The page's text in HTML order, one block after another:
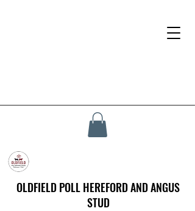
OLDFIELD POLL HEREFORD AND ANGUS
STUD